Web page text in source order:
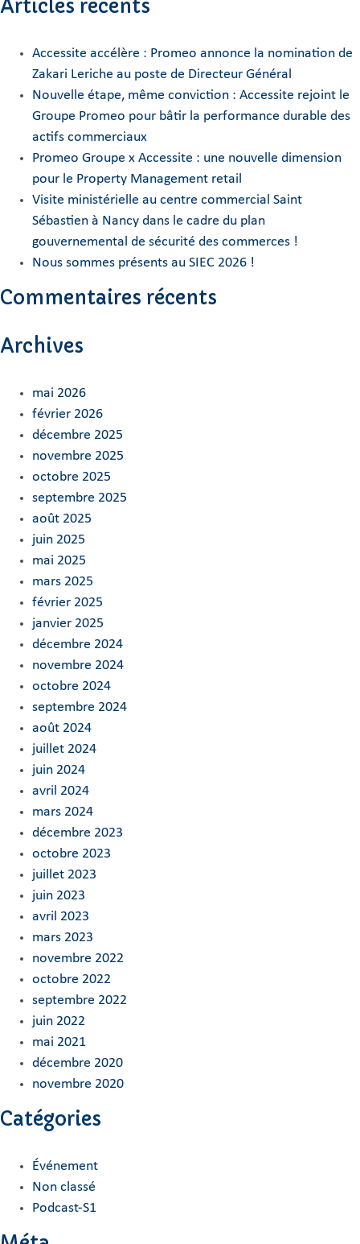
Articles récents
Accessite accélère : Promeo annonce la nomination de
Zakari Leriche au poste de Directeur Général
Nouvelle étape, même conviction : Accessite rejoint le
Groupe Promeo pour bâtir la performance durable des
actifs commerciaux
Promeo Groupe x Accessite : une nouvelle dimension
pour le Property Management retail
Visite ministérielle au centre commercial Saint
Sébastien à Nancy dans le cadre du plan
gouvernemental de sécurité des commerces !
Nous sommes présents au SIEC 2026 !
Commentaires récents
Archives
mai 2026
février 2026
décembre 2025
novembre 2025
octobre 2025
septembre 2025
août 2025
juin 2025
mai 2025
mars 2025
février 2025
janvier 2025
décembre 2024
novembre 2024
octobre 2024
septembre 2024
août 2024
juillet 2024
juin 2024
avril 2024
mars 2024
décembre 2023
octobre 2023
juillet 2023
juin 2023
avril 2023
mars 2023
novembre 2022
octobre 2022
septembre 2022
juin 2022
mai 2021
décembre 2020
novembre 2020
Catégories
Événement
Non classé
Podcast-S1